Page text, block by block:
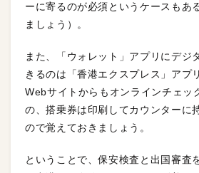
ーに寄るのが必須というケースもあ
ましょう）。
また、「ウォレット」アプリにデジ
きるのは「香港エクスプレス」アプ
Webサイトからもオンラインチェッ
の、搭乗券は印刷してカウンターに
ので覚えておきましょう。
ということで、保安検査と出国審査